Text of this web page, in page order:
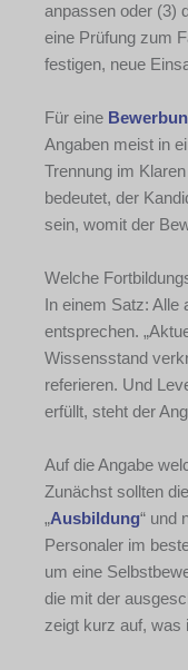
anpassen oder (3)
eine Prüfung zum
festigen, neue
Für eine
Angaben meist in
Trennung im
bedeutet, der
sein, womit der
Welche
In einem Satz: Alle
entsprechen.
Wissensstand
referieren. Und
erfüllt, steht der
Auf die Angabe
Zunächst sollten
„Ausbildung“ und
Personaler im
um eine
die mit der
zeigt kurz auf, was